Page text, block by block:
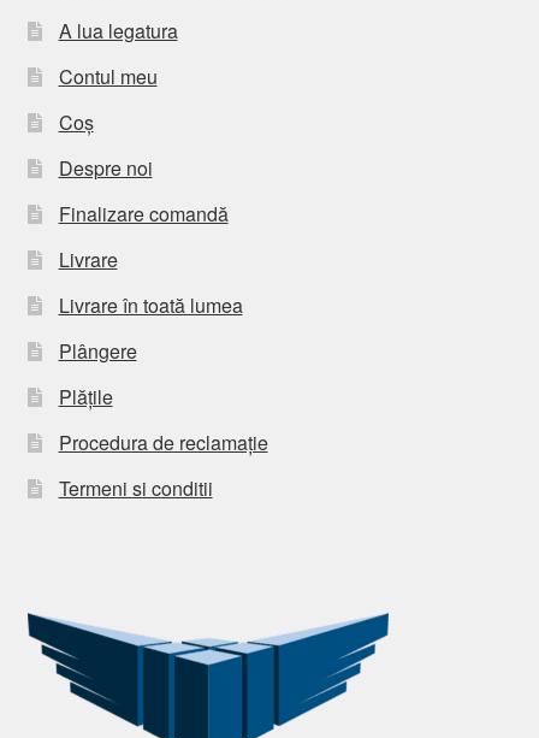
A lua legatura
Contul meu
Coș
Despre noi
Finalizare comandă
Livrare
Livrare în toată lumea
Plângere
Plățile
Procedura de reclamație
Termeni si conditii